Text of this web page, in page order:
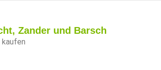
Zander und Barsch
kaufen